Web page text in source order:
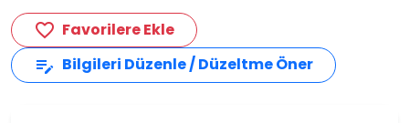
favorite_border Favorilere Ekle
edit_note Bilgileri Düzenle / Düzeltme Öner